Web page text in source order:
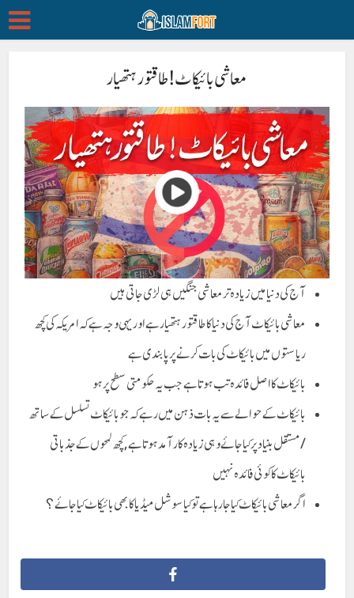
معاشی بائیکاٹ ! طاقتور ہتھیار
آج کی دنیا میں زیادہ تر معاشی جنگیں ہی لڑی جاتی ہیں
معاشی بائیکاٹ آج کی دنیا کا طاقتور ہتھیار ہے اور یہی وجہ ہے کہ امریکہ کی کچھ
ریاستوں میں بائیکاٹ کی بات کرنے پر پابندی ہے
بائیکاٹ کا اصل فائدہ تب ہوتا ہے جب یہ حکومتی سطح پر ہو
بائیکاٹ کے حوالے سے یہ بات ذہن میں رہے کہ جو بائیکاٹ تسلسل کے ساتھ
/مستقل بنیاد پر کیا جائے وہی زیادہ کارآمد ہوتا ہے,کچھ لمحوں کے جذباتی
بائیکاٹ کا کوئی فائدہ نہیں
اگر معاشی بائیکاٹ کیا جا رہا ہے تو کیا سوشل میڈیا کا بھی بائیکاٹ کیا جائے؟